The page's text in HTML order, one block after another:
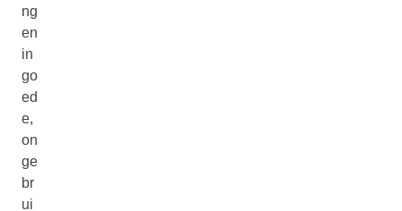
ng
en
in
go
ed
e,
on
ge
br
ui